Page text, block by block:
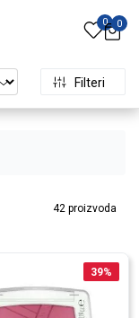
0 0
Filteri
42 proizvoda
39%